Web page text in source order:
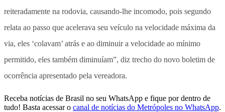
reiteradamente na rodovia, causando-lhe incomodo, pois segundo
relata ao passo que acelerava seu veículo na velocidade máxima da
via, eles ‘colavam’ atrás e ao diminuir a velocidade ao mínimo
permitido, eles também diminuíam”, diz trecho do novo boletim de
ocorrência apresentado pela vereadora.
Receba notícias de Brasil no seu WhatsApp e fique por dentro de
tudo! Basta acessar o canal de notícias do Metrópoles no WhatsApp.